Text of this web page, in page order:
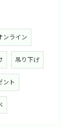
ンライン
吊り下げ
ント